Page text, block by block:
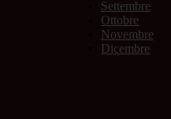
Settembre
Ottobre
Novembre
Dicembre